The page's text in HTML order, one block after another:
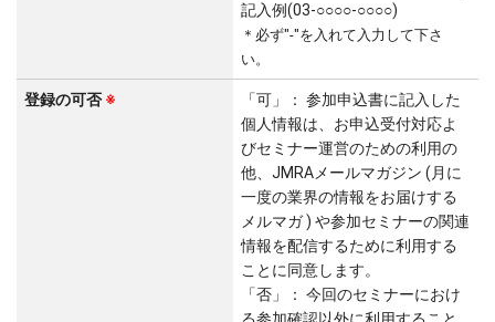
記入例(03-○○○○-○○○○)
＊必ず"-"を入れて入力して下さ
い。
登録の可否 ※
「可」： 参加申込書に記入した
個人情報は、お申込受付対応よ
びセミナー運営のための利用の
他、JMRAメールマガジン (月に
一度の業界の情報をお届けする
メルマガ ) や参加セミナーの関連
情報を配信するために利用する
ことに同意します。
「否」： 今回のセミナーにおけ